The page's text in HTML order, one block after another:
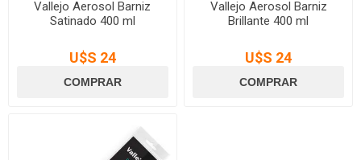
Vallejo Aerosol Barniz
Satinado 400 ml
U$S 24
Vallejo Aerosol Barniz
Brillante 400 ml
U$S 24